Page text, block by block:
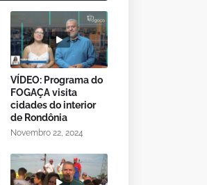
VÍDEO: Programa do
FOGAÇA visita
cidades do interior
de Rondônia
Novembro 22, 2024